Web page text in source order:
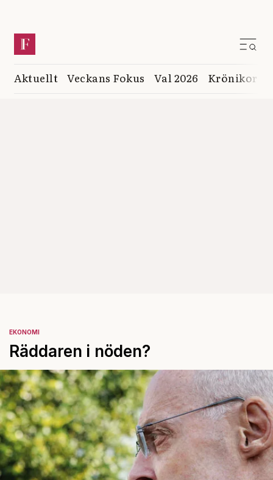
Aktuellt Veckans Fokus Val 2026 Krönikor
EKONOMI
Räddaren i nöden?